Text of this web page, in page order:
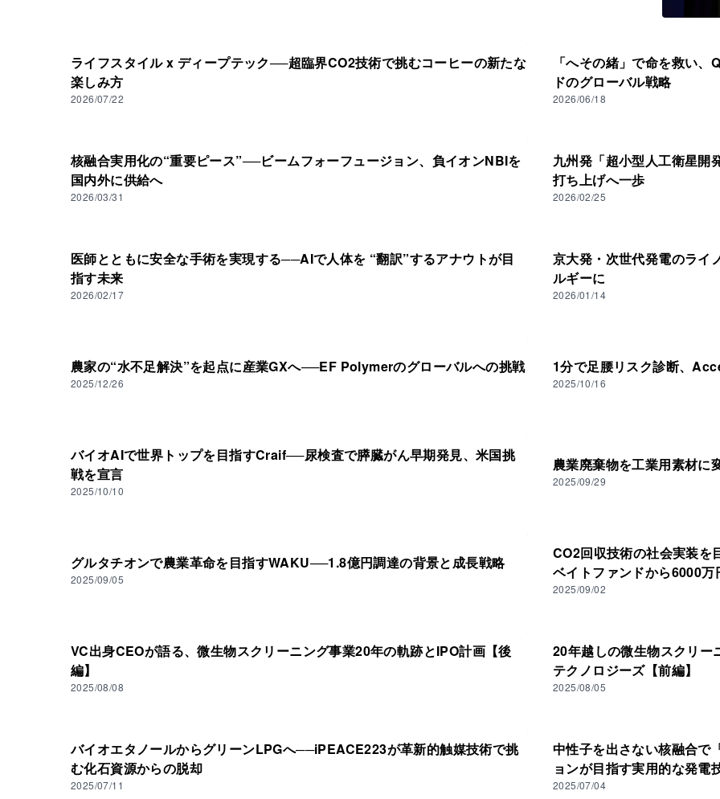
ライフスタイル x ディープテック──超臨界CO2技術で挑むコーヒーの新たな
楽しみ方
2026/07/22
「へその緒」で命を救い
ドのグローバル戦略
2026/06/18
核融合実用化の“重要ピース”──ビームフォーフュージョン、負イオンNBIを
国内外に供給へ
2026/03/31
九州発「超小型人工衛星
打ち上げへ一歩
2026/02/25
医師とともに安全な手術を実現する──AIで人体を “翻訳”するアナウトが目
指す未来
2026/02/17
京大発・次世代発電のライ
ルギーに
2026/01/14
農家の“水不足解決”を起点に産業GXへ──EF Polymerのグローバルへの挑戦
2025/12/26
1分で足腰リスク診断、
2025/10/16
バイオAIで世界トップを目指すCraif──尿検査で膵臓がん早期発見、米国挑
戦を宣言
2025/10/10
農業廃棄物を工業用素材に
2025/09/29
グルタチオンで農業革命を目指すWAKU──1.8億円調達の背景と成長戦略
2025/09/05
CO2回収技術の社会実装を
ベイトファンドから6000万
2025/09/02
VC出身CEOが語る、微生物スクリーニング事業20年の軌跡とIPO計画【後
編】
2025/08/08
20年越しの微生物スクリ
テクノロジーズ【前編】
2025/08/05
バイオエタノールからグリーンLPGへ──iPEACE223が革新的触媒技術で挑
む化石資源からの脱却
2025/07/11
中性子を出さない核融合
ョンが目指す実用的な発電
2025/07/04